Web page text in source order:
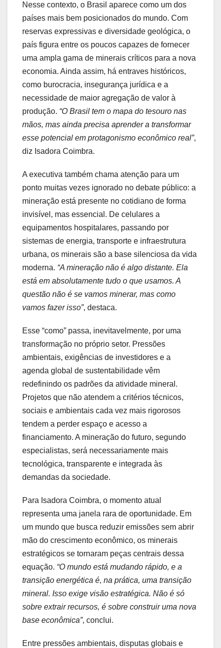
Nesse contexto, o Brasil aparece como um dos
países mais bem posicionados do mundo. Com
reservas expressivas e diversidade geológica, o
país figura entre os poucos capazes de fornecer
uma ampla gama de minerais críticos para a nova
economia. Ainda assim, há entraves históricos,
como burocracia, insegurança jurídica e a
necessidade de maior agregação de valor à
produção. “O Brasil tem o mapa do tesouro nas
mãos, mas ainda precisa aprender a transformar
esse potencial em protagonismo econômico real”,
diz Isadora Coimbra.
A executiva também chama atenção para um
ponto muitas vezes ignorado no debate público: a
mineração está presente no cotidiano de forma
invisível, mas essencial. De celulares a
equipamentos hospitalares, passando por
sistemas de energia, transporte e infraestrutura
urbana, os minerais são a base silenciosa da vida
moderna. “A mineração não é algo distante. Ela
está em absolutamente tudo o que usamos. A
questão não é se vamos minerar, mas como
vamos fazer isso”, destaca.
Esse “como” passa, inevitavelmente, por uma
transformação no próprio setor. Pressões
ambientais, exigências de investidores e a
agenda global de sustentabilidade vêm
redefinindo os padrões da atividade mineral.
Projetos que não atendem a critérios técnicos,
sociais e ambientais cada vez mais rigorosos
tendem a perder espaço e acesso a
financiamento. A mineração do futuro, segundo
especialistas, será necessariamente mais
tecnológica, transparente e integrada às
demandas da sociedade.
Para Isadora Coimbra, o momento atual
representa uma janela rara de oportunidade. Em
um mundo que busca reduzir emissões sem abrir
mão do crescimento econômico, os minerais
estratégicos se tornaram peças centrais dessa
equação. “O mundo está mudando rápido, e a
transição energética é, na prática, uma transição
mineral. Isso exige visão estratégica. Não é só
sobre extrair recursos, é sobre construir uma nova
base econômica”, conclui.
Entre pressões ambientais, disputas globais e